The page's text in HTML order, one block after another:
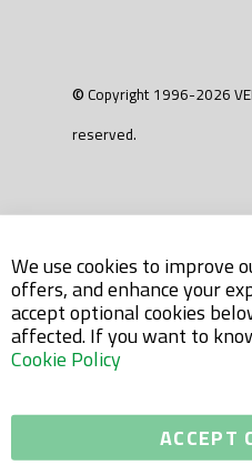
© Copyright 1996-2026 VEIDEC AB – All rights
reserved.
We use cookies to improve
offers, and enhance your
accept optional cookies
affected. If you want to
Cookie Policy
ACCEPT